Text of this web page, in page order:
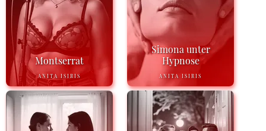
Montserrat
ANITA ISIRIS
Simona unter
Hypnose
ANITA ISIRIS